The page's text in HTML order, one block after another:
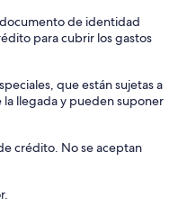
de identidad
para cubrir los gastos
que están sujetas a
llegada y pueden suponer
crédito. No se aceptan